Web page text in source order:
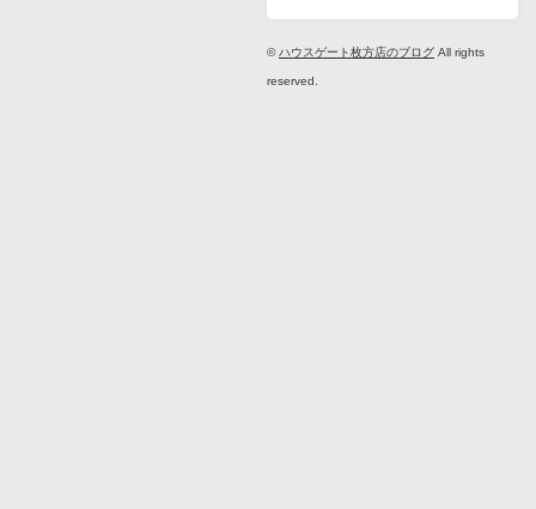
©ハウスゲート枚方店のブログ All rights
reserved.